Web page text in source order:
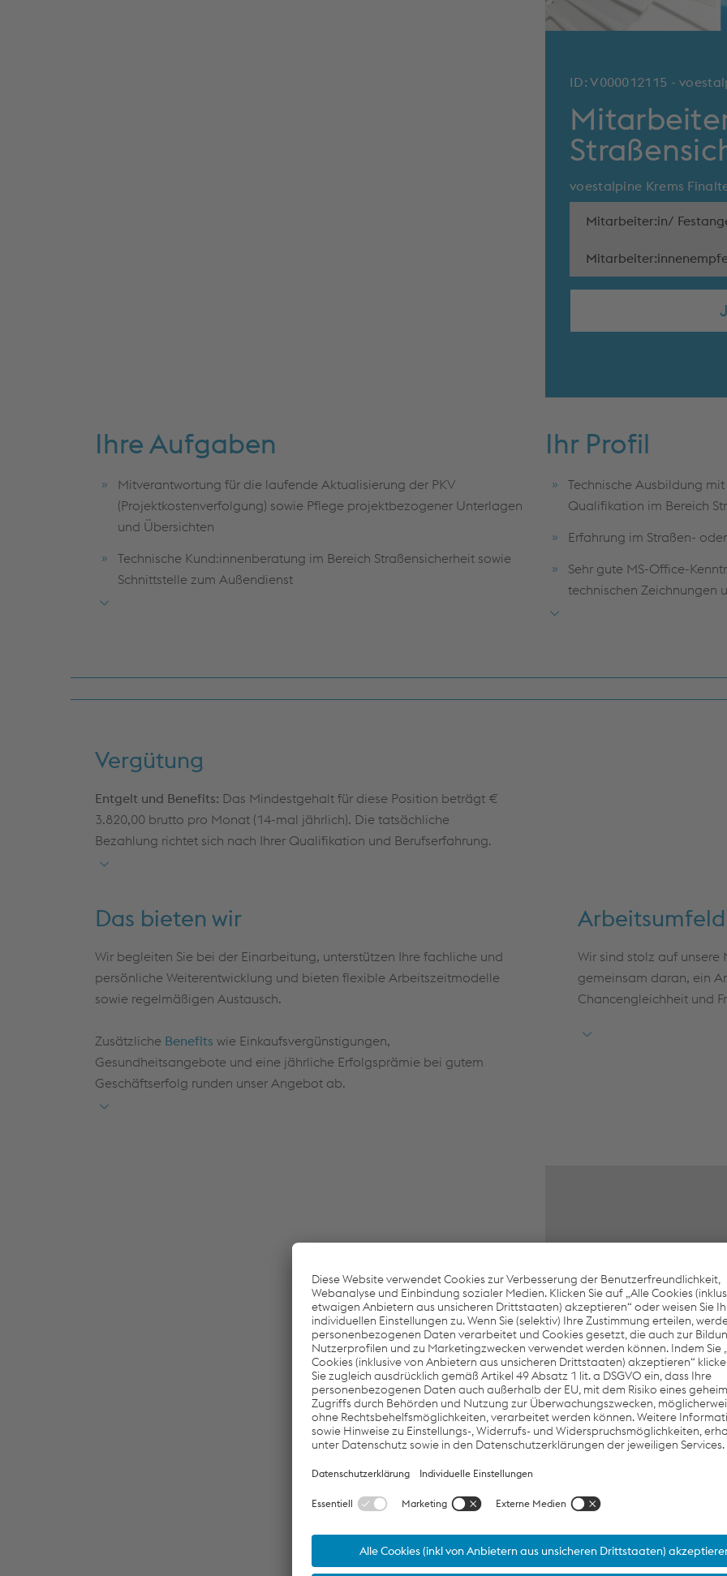
ID: V000012115 -
voestalpine Krems
Mitarbeiter:in/
Ihre Aufgaben
Mitverantwortung für die laufende Aktualisierung der PKV
(Projektkostenverfolgung) sowie Pflege projektbezogener Unterlagen
und Übersichten
Technische Kund:innenberatung im Bereich Straßensicherheit sowie
Schnittstelle zum Außendienst
Koordination und Abwicklung von Projekten in Tschechien – von der
Erstellung und Aufbereitung technischer Unterlagen wie Zeichnungen,
Dokumentationen und Abnahmeberichte
Unterstützung bei Termin- und Projektkoordination zur Sicherstellung
eines reibungslosen Ablaufs
Ihr Profil
Technische Ausbildung
Qualifikation im Bereich
Erfahrung im Straßen-
Sehr gute MS-Office-
technischen Zeichnungen
Sehr gute Deutsch- und
interne und externe
Vergütung
Entgelt und Benefits: Das Mindestgehalt für diese Position beträgt €
3.820,00 brutto pro Monat (14-mal jährlich). Die tatsächliche
Bezahlung richtet sich nach Ihrer Qualifikation und Berufserfahrung.
Das bieten wir
Wir begleiten Sie bei der Einarbeitung, unterstützen Ihre fachliche und
persönliche Weiterentwicklung und bieten flexible Arbeitszeitmodelle
sowie regelmäßigen Austausch.
Zusätzliche Benefits wie Einkaufsvergünstigungen,
Gesundheitsangebote und eine jährliche Erfolgsprämie bei gutem
Geschäftserfolg runden unser Angebot ab.
Arbeitsumfeld
Wir sind stolz auf
gemeinsam daran, ein
Chancengleichheit und
Wir